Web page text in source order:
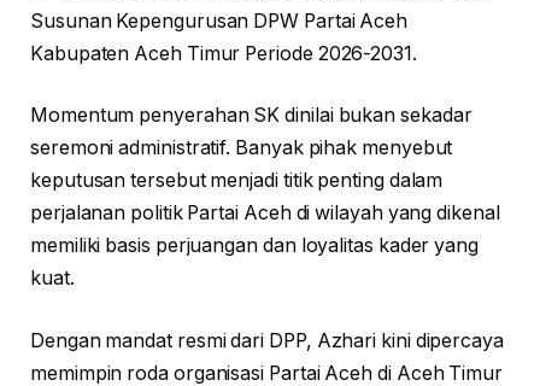
Susunan Kepengurusan DPW Partai Aceh
Kabupaten Aceh Timur Periode 2026-2031.
Momentum penyerahan SK dinilai bukan sekadar
seremoni administratif. Banyak pihak menyebut
keputusan tersebut menjadi titik penting dalam
perjalanan politik Partai Aceh di wilayah yang dikenal
memiliki basis perjuangan dan loyalitas kader yang
kuat.
Dengan mandat resmi dari DPP, Azhari kini dipercaya
memimpin roda organisasi Partai Aceh di Aceh Timur